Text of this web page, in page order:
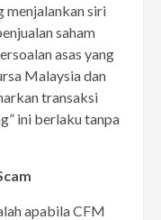
menjalankan siri
saham
asas yang
Malaysia dan
transaksi
ini berlaku tanpa
apabila CFM